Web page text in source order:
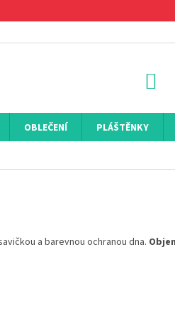
OBLEČENÍ PLÁŠTĚNKY
a barevnou ochranou dna.